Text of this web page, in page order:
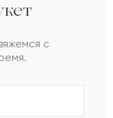
2023-07-25
с